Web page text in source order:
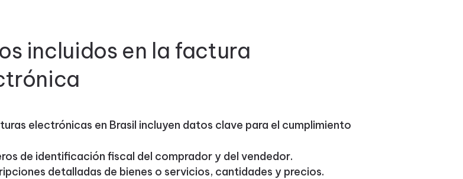
incluidos en la factura
electrónicas en Brasil incluyen datos clave para el cumplimiento
de identificación fiscal del comprador y del vendedor.
detalladas de bienes o servicios, cantidades y precios.